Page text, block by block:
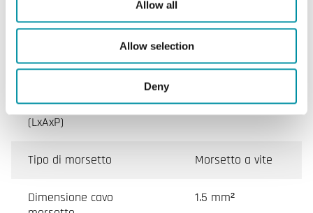
Allow all
Allow selection
Deny
Grado di protezione IP30
Montaggio Parete
Dimensioni esterne
(LxAxP)
86x86x30 mm
Tipo di morsetto Morsetto a vite
Dimensione cavo
1.5 mm²